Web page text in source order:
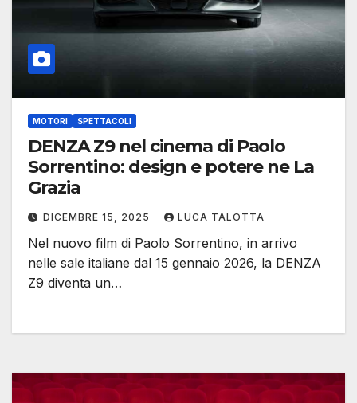
MOTORI SPETTACOLI
DENZA Z9 nel cinema di Paolo
Sorrentino: design e potere ne La
Grazia
DICEMBRE 15, 2025 LUCA TALOTTA
Nel nuovo film di Paolo Sorrentino, in arrivo
nelle sale italiane dal 15 gennaio 2026, la DENZA
Z9 diventa un…